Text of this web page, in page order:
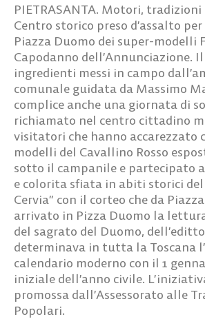
PIETRASANTA. Motori,
Centro storico preso d’assalto per
Piazza Duomo dei super-modelli
Capodanno dell’Annunciazione.
ingredienti messi in campo
comunale guidata da Massimo
complice anche una giornata di
richiamato nel centro cittadino
visitatori che hanno accarezzato
modelli del Cavallino Rosso
sotto il campanile e partecipato
e colorita sfiata in abiti storici
Cervia” con il corteo che da
arrivato in Pizza Duomo la
del sagrato del Duomo,
determinava in tutta la Toscana
calendario moderno con il 1
iniziale dell’anno civile.
promossa dall’Assessorato alle
Popolari.